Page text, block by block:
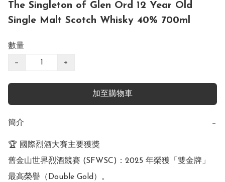
The Singleton of Glen Ord 12 Year Old
Single Malt Scotch Whisky 40% 700ml
數量
− +
加至購物車
簡介 −
🏆 國際烈酒大賽主要獲獎
舊金山世界烈酒競賽 (SFWSC)：2025 年榮獲「雙金牌」
最高榮譽（Double Gold）。